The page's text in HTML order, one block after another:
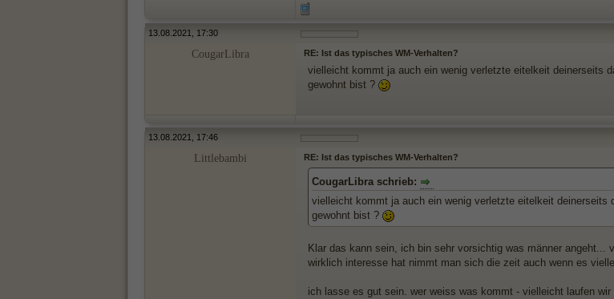
13.08.2021, 17:30
CougarLibra RE: Ist das typisches WM-Verhalten?
vielleicht kommt ja auch ein wenig verletzte eitelkeit deinerseits
gewohnt bist ?
13.08.2021, 17:46
Littlebambi RE: Ist das typisches WM-Verhalten?
CougarLibra schrieb:
vielleicht kommt ja auch ein wenig verletzte eitelkeit
gewohnt bist ?
Klar das kann sein, ich bin sehr vorsichtig was männer
wirklich interesse hat nimmt man sich die zeit auch wenn es
ich lasse es gut sein. wer weiss was kommt - vielleicht laufen